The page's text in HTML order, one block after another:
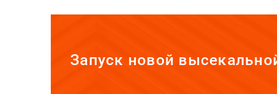
Запуск новой